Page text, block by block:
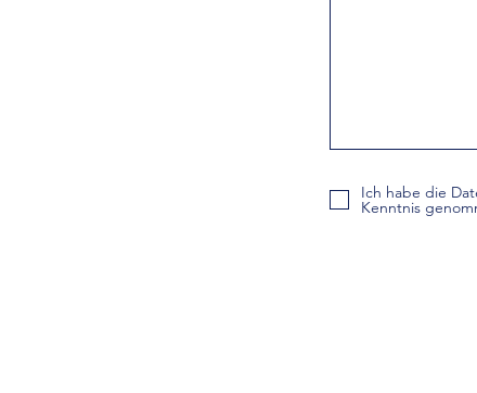
Ich habe die
Kenntnis